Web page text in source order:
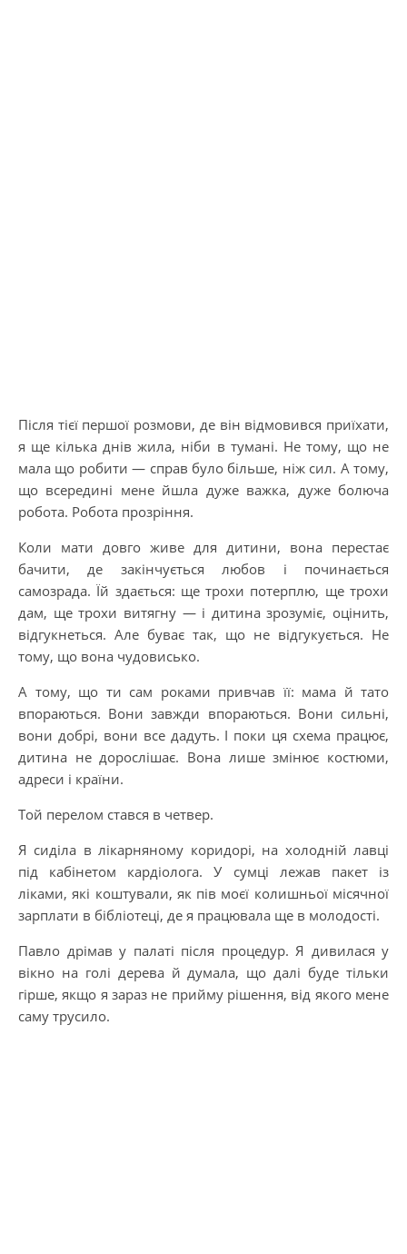
Після тієї першої розмови, де він відмовився приїхати,
я ще кілька днів жила, ніби в тумані. Не тому, що не
мала що робити — справ було більше, ніж сил. А тому,
що всередині мене йшла дуже важка, дуже болюча
робота. Робота прозріння.
Коли мати довго живе для дитини, вона перестає
бачити, де закінчується любов і починається
самозрада. Їй здається: ще трохи потерплю, ще трохи
дам, ще трохи витягну — і дитина зрозуміє, оцінить,
відгукнеться. Але буває так, що не відгукується. Не
тому, що вона чудовисько.
А тому, що ти сам роками привчав її: мама й тато
впораються. Вони завжди впораються. Вони сильні,
вони добрі, вони все дадуть. І поки ця схема працює,
дитина не дорослішає. Вона лише змінює костюми,
адреси і країни.
Той перелом стався в четвер.
Я сиділа в лікарняному коридорі, на холодній лавці
під кабінетом кардіолога. У сумці лежав пакет із
ліками, які коштували, як пів моєї колишньої місячної
зарплати в бібліотеці, де я працювала ще в молодості.
Павло дрімав у палаті після процедур. Я дивилася у
вікно на голі дерева й думала, що далі буде тільки
гірше, якщо я зараз не прийму рішення, від якого мене
саму трусило.